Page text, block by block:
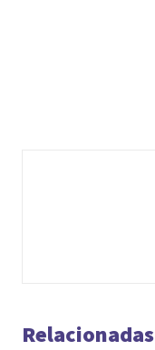
Relacionadas